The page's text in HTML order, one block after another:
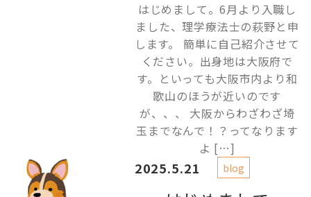
はじめまして。6月より入職し
ました、理学療法士の萩野と申
します。 簡単に自己紹介させて
ください。出身地は大阪府で
す。といっても大阪市内より和
歌山のほうが近いのです
が、、、 大阪からわざわざ埼
玉までなんで！？ってなります
よ […]
2025.5.21 blog